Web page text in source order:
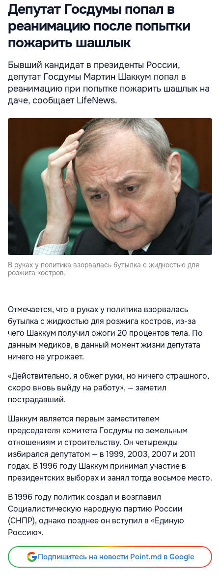
Депутат Госдумы попал в
реанимацию после попытки
пожарить шашлык
Бывший кандидат в президенты России,
депутат Госдумы Мартин Шаккум попал в
реанимацию при попытке пожарить шашлык на
даче, сообщает LifeNews.
В руках у политика взорвалась бутылка с жидкостью для
розжига костров.
Отмечается, что в руках у политика взорвалась
бутылка с жидкостью для розжига костров, из-за
чего Шаккум получил ожоги 20 процентов тела. По
данным медиков, в данный момент жизни депутата
ничего не угрожает.
«Действительно, я обжег руки, но ничего страшного,
скоро вновь выйду на работу», — заметил
пострадавший.
Шаккум является первым заместителем
председателя комитета Госдумы по земельным
отношениям и строительству. Он четырежды
избирался депутатом — в 1999, 2003, 2007 и 2011
годах. В 1996 году Шаккум принимал участие в
президентских выборах и занял тогда восьмое место.
В 1996 году политик создал и возглавил
Социалистическую народную партию России
(СНПР), однако позднее он вступил в «Единую
Россию».
Подпишитесь на новости Point.md в Google